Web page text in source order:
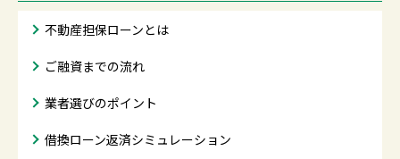
不動産担保ローンとは
ご融資までの流れ
業者選びのポイント
借換ローン返済シミュレーション